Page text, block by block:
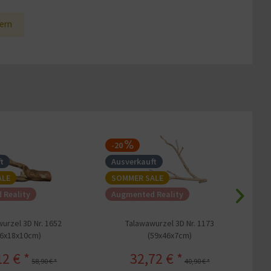
Reality
3D Nr. 1652
€ * 58,90 € *
-20
Ausverkauft
SOMMER SALE
Augmented Reality
Talawawurzel 3D Nr. 1173
(59x46x7cm)
32,72 € * 40,90 € *